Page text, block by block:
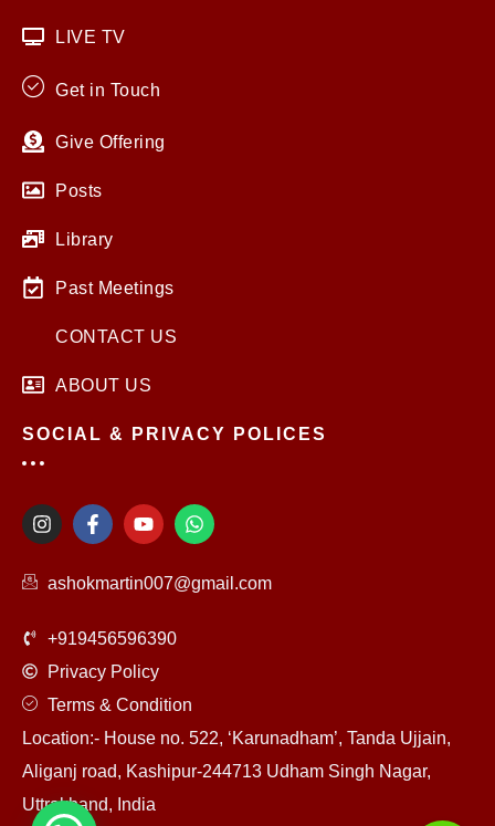
LIVE TV
Get in Touch
Give Offering
Posts
Library
Past Meetings
CONTACT US
ABOUT US
SOCIAL & PRIVACY POLICES
I
n
a
m
F
a
b
o
k
-
Y
o
t
u
e
W
h
s
ashokmartin007@gmail.com
+919456596390
Privacy Policy
Terms & Condition
Location:- House no. 522, ‘Karunadham’, Tanda Ujjain,
Aliganj road, Kashipur-244713 Udham Singh Nagar,
Uttrakhand, India